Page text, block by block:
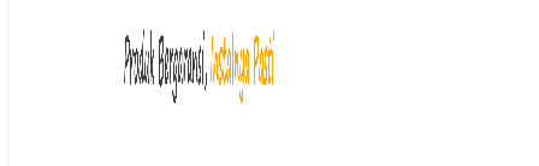
MPS-1 High Speed
Shaker Vortex